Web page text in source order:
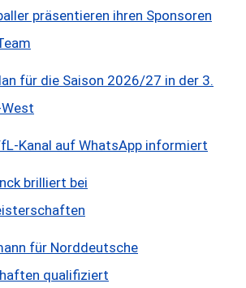
präsentieren ihren Sponsoren
für die Saison 2026/27 in der 3.
Kanal auf WhatsApp informiert
brilliert bei
für Norddeutsche
qualifiziert